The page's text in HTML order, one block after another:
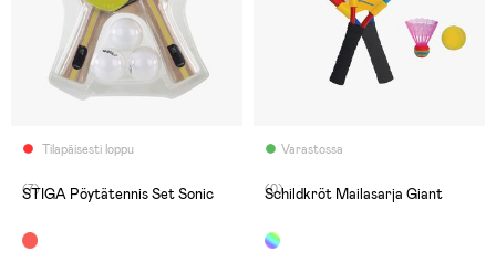
Tilapäisesti loppu
(7)
STIGA Pöytätennis Set Sonic
Varastossa
(0)
Schildkröt Mailasarja Giant